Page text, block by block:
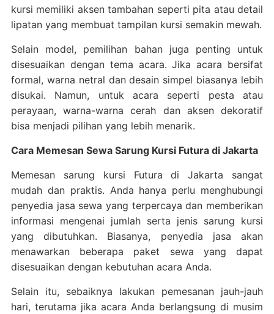
kursi memiliki aksen tambahan seperti pita atau detail
lipatan yang membuat tampilan kursi semakin mewah.
Selain model, pemilihan bahan juga penting untuk
disesuaikan dengan tema acara. Jika acara bersifat
formal, warna netral dan desain simpel biasanya lebih
disukai. Namun, untuk acara seperti pesta atau
perayaan, warna-warna cerah dan aksen dekoratif
bisa menjadi pilihan yang lebih menarik.
Cara Memesan Sewa Sarung Kursi Futura di Jakarta
Memesan sarung kursi Futura di Jakarta sangat
mudah dan praktis. Anda hanya perlu menghubungi
penyedia jasa sewa yang terpercaya dan memberikan
informasi mengenai jumlah serta jenis sarung kursi
yang dibutuhkan. Biasanya, penyedia jasa akan
menawarkan beberapa paket sewa yang dapat
disesuaikan dengan kebutuhan acara Anda.
Selain itu, sebaiknya lakukan pemesanan jauh-jauh
hari, terutama jika acara Anda berlangsung di musim